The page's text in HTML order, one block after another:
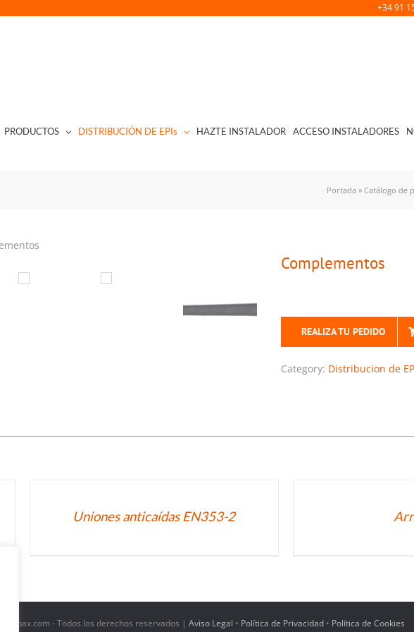
+34 91
PRODUCTOS DISTRIBUCIÓN DE EPIs HAZTE INSTALADOR ACCESO INSTALADORES
Portada » Catálogo de
Complementos
REALIZA TU PEDIDO
Category: Distribucion de
Uniones anticaídas EN353-2
- koobax.com - Todos los derechos reservados | Aviso Legal • Política de Privacidad• Política de Cookies